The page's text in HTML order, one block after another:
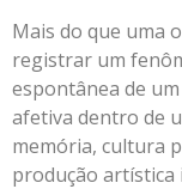
Mais do que uma
registrar um
espontânea de
afetiva dentro de
memória, cultura
produção artística